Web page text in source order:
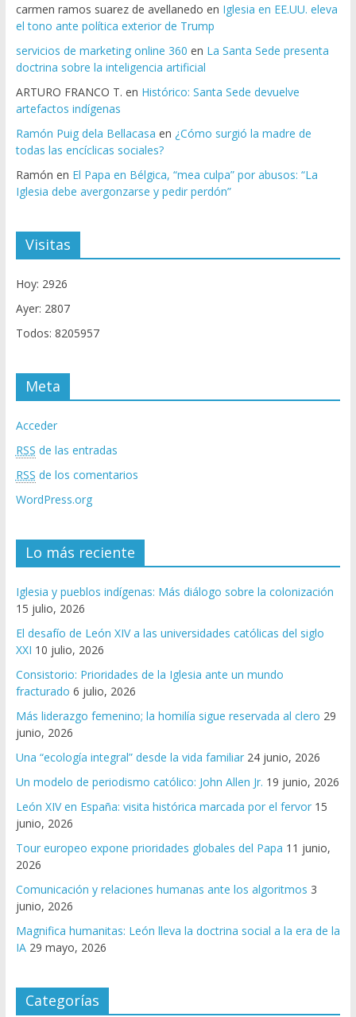
carmen ramos suarez de avellanedo en Iglesia en EE.UU. eleva
el tono ante política exterior de Trump
servicios de marketing online 360 en La Santa Sede presenta
doctrina sobre la inteligencia artificial
ARTURO FRANCO T. en Histórico: Santa Sede devuelve
artefactos indígenas
Ramón Puig dela Bellacasa en ¿Cómo surgió la madre de
todas las encíclicas sociales?
Ramón en El Papa en Bélgica, “mea culpa” por abusos: “La
Iglesia debe avergonzarse y pedir perdón”
Visitas
Hoy: 2926
Ayer: 2807
Todos: 8205957
Meta
Acceder
RSS de las entradas
RSS de los comentarios
WordPress.org
Lo más reciente
Iglesia y pueblos indígenas: Más diálogo sobre la colonización
15 julio, 2026
El desafío de León XIV a las universidades católicas del siglo
XXI 10 julio, 2026
Consistorio: Prioridades de la Iglesia ante un mundo
fracturado 6 julio, 2026
Más liderazgo femenino; la homilía sigue reservada al clero 29
junio, 2026
Una “ecología integral” desde la vida familiar 24 junio, 2026
Un modelo de periodismo católico: John Allen Jr. 19 junio, 2026
León XIV en España: visita histórica marcada por el fervor 15
junio, 2026
Tour europeo expone prioridades globales del Papa 11 junio,
2026
Comunicación y relaciones humanas ante los algoritmos 3
junio, 2026
Magnifica humanitas: León lleva la doctrina social a la era de la
IA 29 mayo, 2026
Categorías